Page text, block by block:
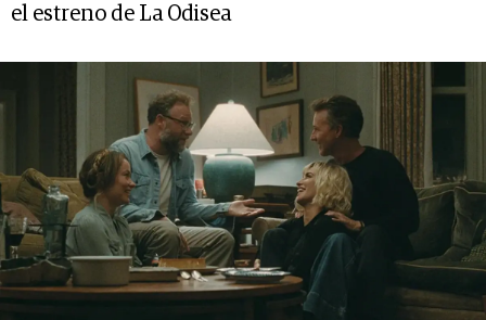
el estreno de La Odisea